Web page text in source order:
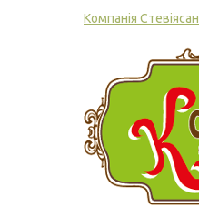
Компанія Стевіясан